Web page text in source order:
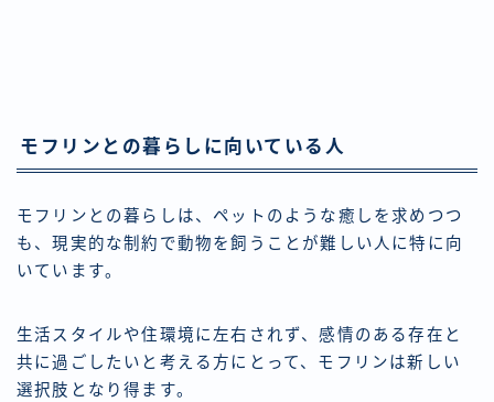
モフリンとの暮らしに向いている人
モフリンとの暮らしは、ペットのような癒しを求めつつ
も、現実的な制約で動物を飼うことが難しい人に特に向
いています。
生活スタイルや住環境に左右されず、感情のある存在と
共に過ごしたいと考える方にとって、モフリンは新しい
選択肢となり得ます。